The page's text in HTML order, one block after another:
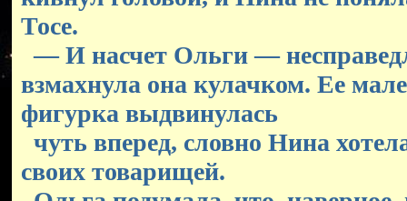
Тосе.
— И насчет Ольги —
взмахнула она кулачком. Ее
фигурка выдвинулась
чуть вперед, словно Нина
своих товарищей.